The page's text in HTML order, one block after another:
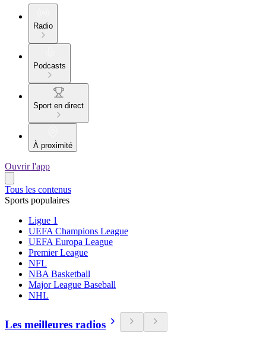
Radio
Podcasts
Sport en direct
À proximité
Ouvrir l'app
Tous les contenus
Sports populaires
Ligue 1
UEFA Champions League
UEFA Europa League
Premier League
NFL
NBA Basketball
Major League Baseball
NHL
Les meilleures radios